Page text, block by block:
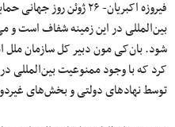
فیروزه اکبریان- ۲۶ ژوئن
بین‌المللی در این زمینه شفاف است و
شود. بان‌کی مون دبیر کل سازمان ملل
توسط نهادهای دولتی و بخش‌های